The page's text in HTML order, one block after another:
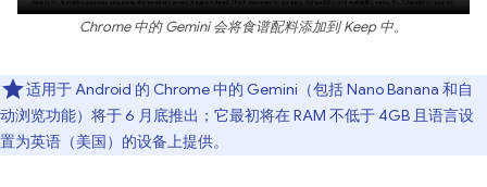
Chrome 中的 Gemini 会将食谱配料添加到 Keep 中。
适用于 Android 的 Chrome 中的 Gemini（包括 Nano Banana 和自
动浏览功能）将于 6 月底推出；它最初将在 RAM 不低于 4GB 且语言设
置为英语（美国）的设备上提供。